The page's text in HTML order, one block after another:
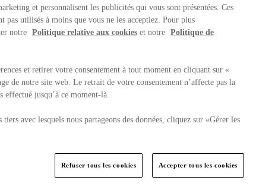
et personnalisent les publicités qui vous sont présentées. Ces
pas utilisés à moins que vous ne les acceptiez. Pour plus
notre Politique relative aux cookies et notre Politique de
et retirer votre consentement à tout moment en cliquant sur «
de notre site web. Le retrait de votre consentement n’affecte pas la
effectué jusqu’à ce moment-là.
avec lesquels nous partageons des données, cliquez sur «Gérer les
Refuser tous les cookies Accepter tous les cookies